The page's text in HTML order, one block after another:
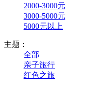
2000-3000元
3000-5000元
5000元以上
主题：
全部
亲子旅行
红色之旅